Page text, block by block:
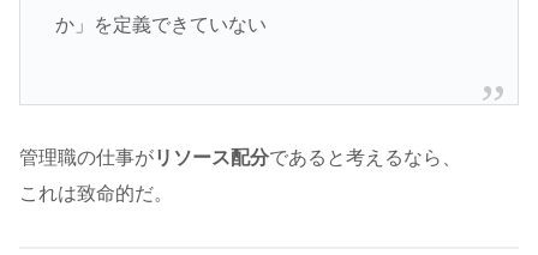
か」を定義できていない
管理職の仕事がリソース配分であると考えるなら、
これは致命的だ。